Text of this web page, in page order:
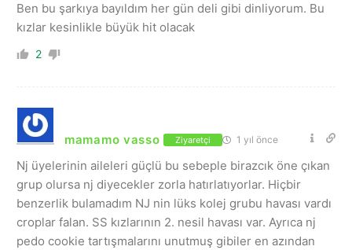
Ben bu şarkıya bayıldım her gün deli gibi dinliyorum. Bu
kızlar kesinlikle büyük hit olacak
2
mamamo vasso Ziyaretçi 1 yıl önce
Nj üyelerinin aileleri güçlü bu sebeple birazcık öne çıkan
grup olursa nj diyecekler zorla hatırlatıyorlar. Hiçbir
benzerlik bulamadım NJ nin lüks kolej grubu havası vardı
croplar falan. SS kızlarının 2. nesil havası var. Ayrıca nj
pedo cookie tartışmalarını unutmuş gibiler en azından